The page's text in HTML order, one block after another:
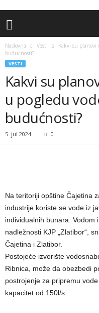
Naslovna Vesti
Kakvi su planovi
budućnosti?
VESTI
Kakvi su
u pogledu
budućnosti?
5. jul 2024. 0
Na teritoriji opštine Čajetina
industrije koriste se vode iz
individualnih bunara. Vodom
nadležnosti KJP „Zlatibor“,
Čajetina i Zlatibor.
Postojeće izvorište
Ribnica, može da obezbedi
postrojenje za pripremu
kapacitet od 150l/s.